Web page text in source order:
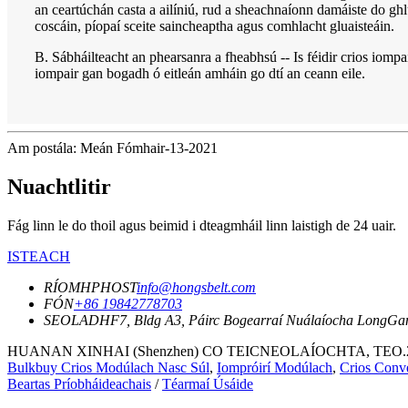
an ceartúchán casta a ailíniú, rud a sheachnaíonn damáiste do
coscáin, píopaí sceite saincheaptha agus comhlacht gluaisteáin.
B. Sábháilteacht an phearsanra a fheabhsú -- Is féidir crios
iompair gan bogadh ó eitleán amháin go dtí an ceann eile.
Am postála: Meán Fómhair-13-2021
Nuachtlitir
Fág linn le do thoil agus beimid i dteagmháil linn laistigh de 24 uair.
ISTEACH
RÍOMHPHOSTinfo@hongsbelt.com
FÓN+86 19842778703
SEOLADHF7, Bldg A3, Páirc Bogearraí Nuálaíocha
HUANAN XINHAI (Shenzhen) CO TEICNEOLAÍOCHTA,
Bulkbuy Crios Modúlach Nasc Súl, Iompróirí Modúlach, Crios
Beartas Príobháideachais /Téarmaí Úsáide